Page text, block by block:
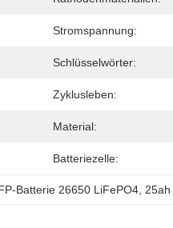
Stromspannung:
Schlüsselwörter:
Zyklusleben:
Material:
Batteriezelle:
Batterie 26650 LiFePO4